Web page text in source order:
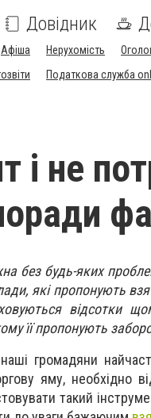
Довідник
Афіша Нерухомість
Податкова служба
і не
без будь-яких
які пропонують
відсотки
її пропонують
громадяни
яму, необхідно
такий